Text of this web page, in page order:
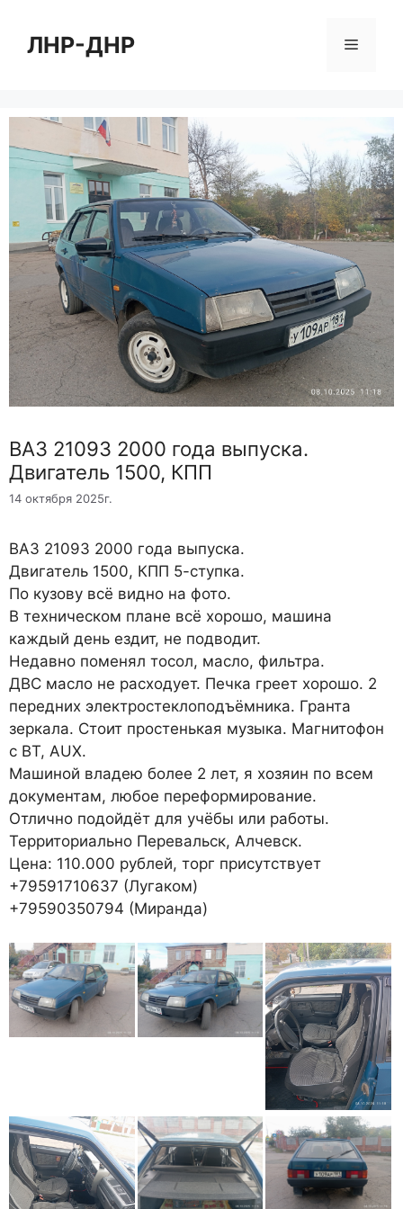
содержимому
ЛНР-ДНР Меню
ВАЗ 21093 2000 года выпуска.
Двигатель 1500, КПП
14 октября 2025г.
ВАЗ 21093 2000 года выпуска.
Двигатель 1500, КПП 5-ступка.
По кузову всё видно на фото.
В техническом плане всё хорошо, машина
каждый день ездит, не подводит.
Недавно поменял тосол, масло, фильтра.
ДВС масло не расходует. Печка греет хорошо. 2
передних электростеклоподъёмника. Гранта
зеркала. Стоит простенькая музыка. Магнитофон
с BT, AUX.
Машиной владею более 2 лет, я хозяин по всем
документам, любое переформирование.
Отлично подойдёт для учёбы или работы.
Территориально Перевальск, Алчевск.
Цена: 110.000 рублей, торг присутствует
+79591710637 (Лугаком)
+79590350794 (Миранда)